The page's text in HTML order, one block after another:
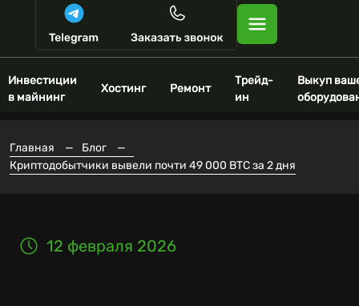
Инвестиции
в майнинг
Хостинг Ремонт
Трейд-
ин
Выкуп
Главная — Блог
—
Криптодобытчики вывели почти 49 000 BTC за 2 дня
12 февраля 2026